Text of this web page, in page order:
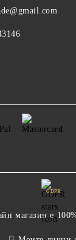
GDPR
магазин е